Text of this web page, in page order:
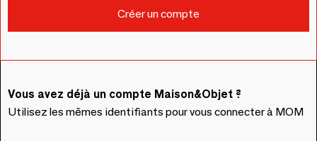
Vous avez déjà un compte Maison&Objet ?
Utilisez les mêmes identifiants pour vous connecter à MOM